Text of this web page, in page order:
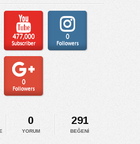
477,000
Subscriber
0
Followers
0
Followers
0
YORUM
291
BEĞENI